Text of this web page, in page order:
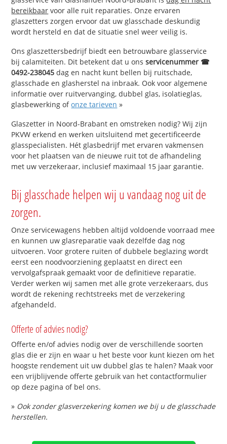
bereikbaar voor alle ruit reparaties. Onze ervaren
glaszetters zorgen ervoor dat uw glasschade deskundig
wordt hersteld en dat de situatie snel weer veilig is.
Ons glaszettersbedrijf biedt een betrouwbare glasservice
bij calamiteiten. Dit betekent dat u onsservicenummer ☎
0492-238045 dag en nacht kunt bellen bij ruitschade,
glasschade en glasherstel na inbraak. Ook voor algemene
informatie over ruitvervanging, dubbel glas, isolatieglas,
glasbewerking ofonze tarieven »
Glaszetter in Noord-Brabant en omstreken nodig? Wij zijn
PKVW erkend en werken uitsluitend met gecertificeerde
glasspecialisten. Hét glasbedrijf met ervaren vakmensen
voor het plaatsen van de nieuwe ruit tot de afhandeling
met uw verzekeraar, inclusief maximaal 15 jaar garantie.
Bij glasschade helpen wij u vandaag nog uit de
zorgen.
Onze servicewagens hebben altijd voldoende voorraad mee
en kunnen uw glasreparatie vaak dezelfde dag nog
uitvoeren. Voor grotere ruiten of dubbele beglazing wordt
eerst een noodvoorziening geplaatst en direct een
vervolgafspraak gemaakt voor de definitieve reparatie.
Verder werken wij samen met alle grote verzekeraars, dus
wordt de rekening rechtstreeks met de verzekering
afgehandeld.
Offerte of advies nodig?
Offerte en/of advies nodig over de verschillende soorten
glas die er zijn en waar u het beste voor kunt kiezen om het
hoogste rendement uit uw dubbel glas te halen? Maak voor
een vrijblijvende offerte gebruik van het contactformulier
op deze pagina of bel ons.
» Ook zonder glasverzekering komen we bij u de glasschade
herstellen.